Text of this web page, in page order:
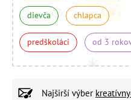
dievča chlapca
predškoláci od 3
Najširší výber